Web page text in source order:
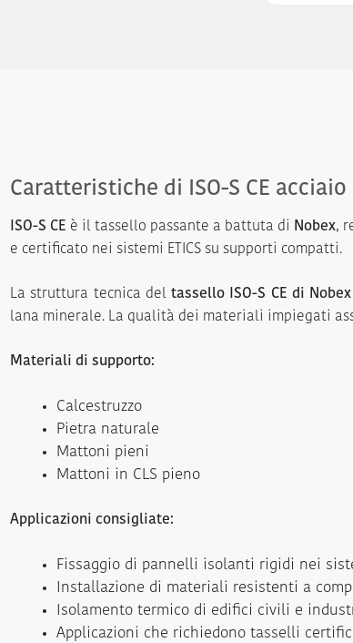
Caratteristiche di ISO-S CE acciaio
ISO-S CE è il tassello passante a battuta di Nobex,
e certificato nei sistemi ETICS su supporti compatti.
La struttura tecnica del tassello ISO-S CE di Nobex
lana minerale. La qualità dei materiali impiegati
Materiali di supporto:
Calcestruzzo
Pietra naturale
Mattoni pieni
Mattoni in CLS pieno
Applicazioni consigliate:
Fissaggio di pannelli isolanti rigidi nei
Installazione di materiali resistenti a
Isolamento termico di edifici civili e
Applicazioni che richiedono tasselli